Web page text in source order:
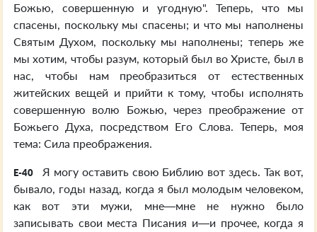
Божью, совершенную и угодную". Теперь, что мы
спасены, поскольку мы спасены; и что мы наполнены
Святым Духом, поскольку мы наполнены; теперь же
мы хотим, чтобы разум, который был во Христе, был в
нас, чтобы нам преобразиться от естественных
житейских вещей и прийти к тому, чтобы исполнять
совершенную волю Божью, через преображение от
Божьего Духа, посредством Его Слова. Теперь, моя
тема: Сила преображения.
E-40
Я могу оставить свою Библию вот здесь. Так вот,
бывало, годы назад, когда я был молодым человеком,
как вот эти мужи, мне—мне не нужно было
записывать свои места Писания и—и прочее, когда я